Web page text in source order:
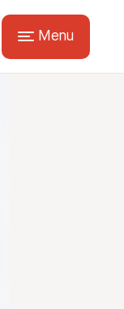
Menu